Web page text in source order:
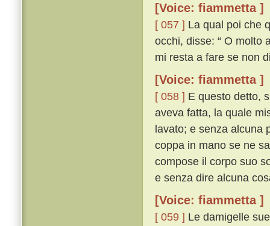
[Voice: fiammetta ]
[ 057 ] La qual poi che
occhi, disse: “ O molto
mi resta a fare se non
[Voice: fiammetta ]
[ 058 ] E questo detto,
aveva fatta, la quale
lavato; e senza alcuna
coppa in mano se ne
compose il corpo suo
e senza dire alcuna
[Voice: fiammetta ]
[ 059 ] Le damigelle